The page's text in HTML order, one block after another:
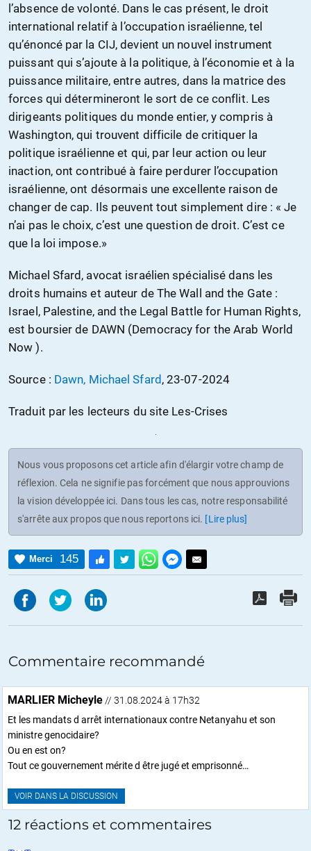
l’absence de volonté. Dans le cas présent, le droit
international relatif à l’occupation israélienne, tel
qu’énoncé par la CIJ, devient un nouvel instrument
puissant qui s’ajoute à la politique, à l’économie et à la
puissance militaire, entre autres, dans la matrice des
forces qui détermineront le sort de ce conflit. Les
dirigeants politiques du monde entier, y compris à
Washington, qui trouvent difficile de critiquer la
politique israélienne et qui, par leur action ou leur
inaction, ont contribué à faire perdurer l’occupation
israélienne, ont désormais une excellente raison de
changer de cap. Ils peuvent tout simplement dire : « Je
n’ai pas le choix, c’est une question de droit. C’est ce
que la loi impose.»
Michael Sfard, avocat israélien spécialisé dans les
droits humains et auteur de The Wall and the Gate :
Israel, Palestine, and the Legal Battle for Human Rights,
est boursier de DAWN (Democracy for the Arab World
Now ).
Source : Dawn, Michael Sfard, 23-07-2024
Traduit par les lecteurs du site Les-Crises
Nous vous proposons cet article afin d'élargir votre champ de
réflexion. Cela ne signifie pas forcément que nous approuvions
la vision développée ici. Dans tous les cas, notre responsabilité
s'arrête aux propos que nous reportons ici. [Lire plus]
Merci 145
Commentaire recommandé
MARLIER Micheyle// 31.08.2024 à 17h32
Et les mandats d arrêt internationaux contre Netanyahu et son
ministre genocidaire?
Ou en est on?
Tout ce gouvernement mérite d être jugé et emprisonné…
VOIR DANS LA DISCUSSION
12 réactions et commentaires